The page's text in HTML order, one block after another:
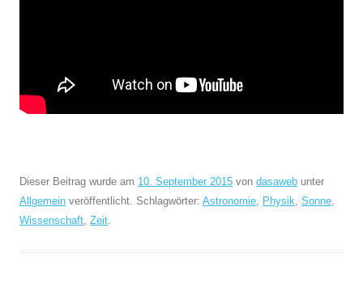
Dieser Beitrag wurde am 10. September 2015 von dasaweb unter
Allgemein veröffentlicht. Schlagwörter: Astronomie, Physik, Sonne,
Wissenschaft, Zeit.